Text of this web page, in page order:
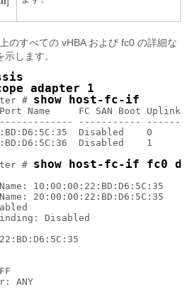
のすべての vHBA および fc0 の詳細な
します。
adapter 1
# show host-fc-if
Name     FC SAN Boot Uplink
-----------
Disabled
Disabled
# show host-fc-if fc0
10:00:00:22:BD:D6:5C:35
20:00:00:22:BD:D6:5C:35
Disabled
ANY